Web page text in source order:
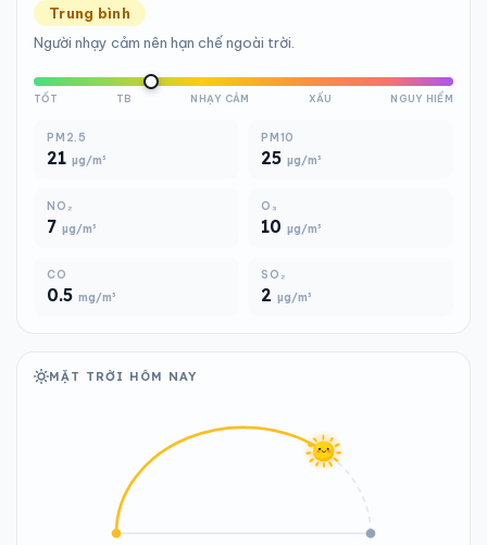
Trung bình
Người nhạy cảm nên hạn chế ngoài trời.
TỐT TB NHẠY CẢM XẤU NGUY HIỂM
PM2.5
21 µg/m³
PM10
25 µg/m³
NO₂
7 µg/m³
O₃
10 µg/m³
CO
0.5 mg/m³
SO₂
2 µg/m³
MẶT TRỜI HÔM NAY